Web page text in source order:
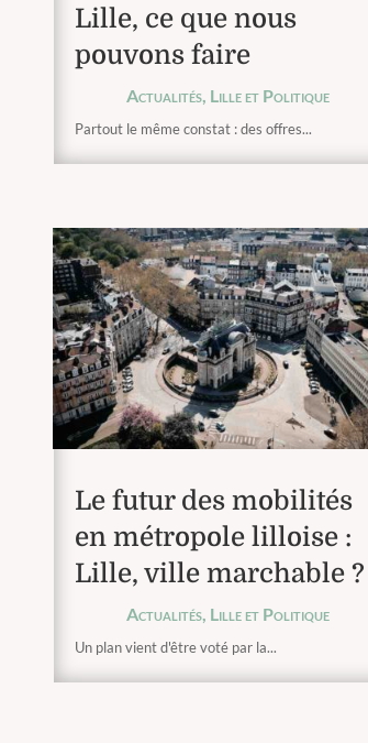
Lille, ce que nous
pouvons faire
Actualités, Lille et Politique
Partout le même constat : des offres...
Le futur des mobilités
en métropole lilloise :
Lille, ville marchable ?
Actualités, Lille et Politique
Un plan vient d'être voté par la...